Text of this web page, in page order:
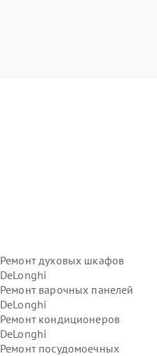
Ремонт духовых шкафов
DeLonghi
Ремонт варочных панелей
DeLonghi
Ремонт кондиционеров
DeLonghi
Ремонт посудомоечных